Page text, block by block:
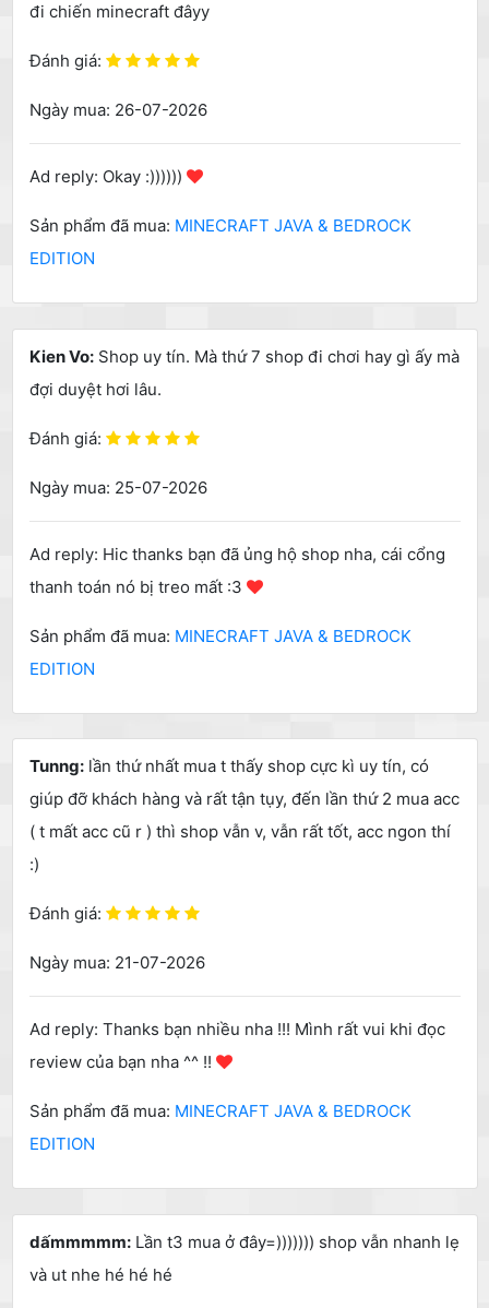
đi chiến minecraft đâyy
Đánh giá:
Ngày mua: 26-07-2026
Ad reply: Okay :))))))
Sản phẩm đã mua: MINECRAFT JAVA & BEDROCK
EDITION
Kien Vo:Shop uy tín. Mà thứ 7 shop đi chơi hay gì ấy mà
đợi duyệt hơi lâu.
Đánh giá:
Ngày mua: 25-07-2026
Ad reply: Hic thanks bạn đã ủng hộ shop nha, cái cổng
thanh toán nó bị treo mất :3
Sản phẩm đã mua: MINECRAFT JAVA & BEDROCK
EDITION
Tunng:lần thứ nhất mua t thấy shop cực kì uy tín, có
giúp đỡ khách hàng và rất tận tụy, đến lần thứ 2 mua acc
( t mất acc cũ r ) thì shop vẫn v, vẫn rất tốt, acc ngon thí
:)
Đánh giá:
Ngày mua: 21-07-2026
Ad reply: Thanks bạn nhiều nha !!! Mình rất vui khi đọc
review của bạn nha ^^ !!
Sản phẩm đã mua: MINECRAFT JAVA & BEDROCK
EDITION
dấmmmmm:Lần t3 mua ở đây=))))))) shop vẫn nhanh lẹ
và ut nhe hé hé hé